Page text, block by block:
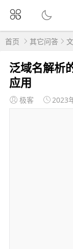
首页 其它问答
泛域名解析
应用
极客 2023